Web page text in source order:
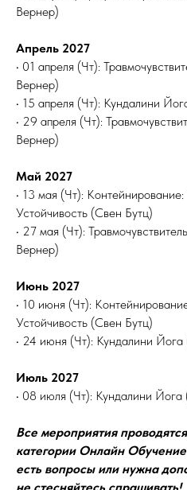
Вернер)
Апрель 2027
• 01 апреля (Чт):
Вернер)
• 15 апреля (Чт): Кундалини
• 29 апреля (Чт):
Вернер)
Май 2027
• 13 мая (Чт):
Устойчивость (Свен Бутц)
• 27 мая (Чт):
Вернер)
Июнь 2027
• 10 июня (Чт):
Устойчивость (Свен Бутц)
• 24 июня (Чт): Кундалини Йога
Июль 2027
• 08 июля (Чт): Кундалини Йога
Все мероприятия
категории Онлайн
есть вопросы или нужна